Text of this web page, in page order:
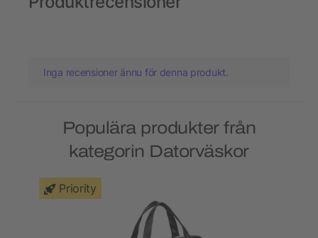
Inga recensioner ännu för denna produkt.
Populära produkter från
kategorin Datorväskor
Priority